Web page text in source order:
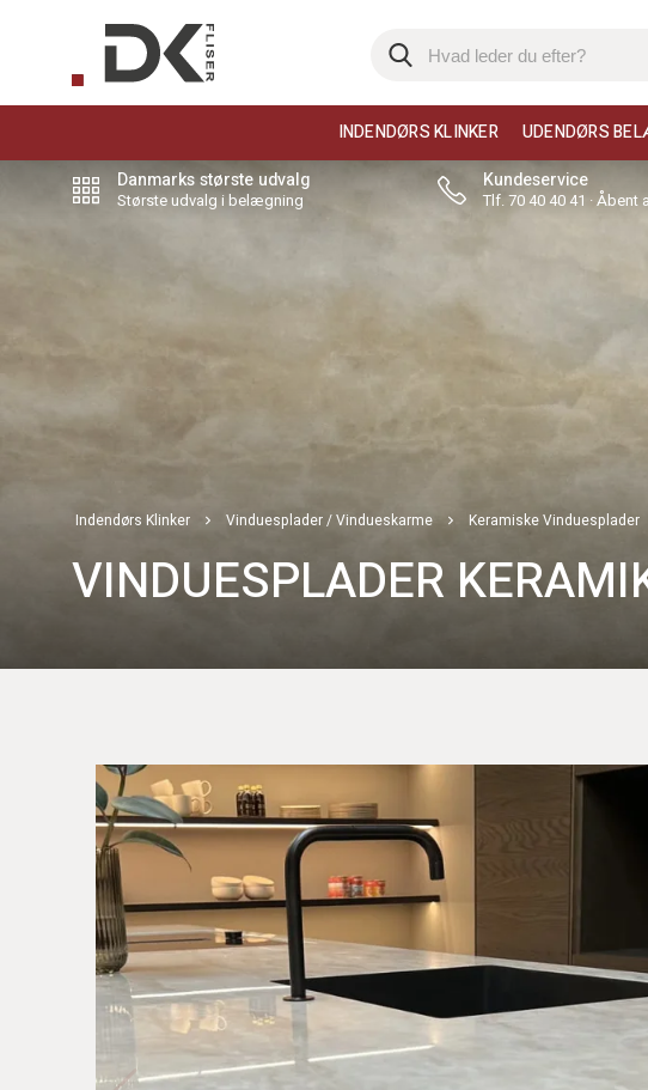
INDENDØRS KLINKER UDENDØRS
Danmarks største udvalg
Største udvalg i belægning
Kundeservice
Tlf. 70 40 40 41 · Åbent
Indendørs Klinker Vinduesplader / Vindueskarme Keramiske Vinduesplader
VINDUESPLADER